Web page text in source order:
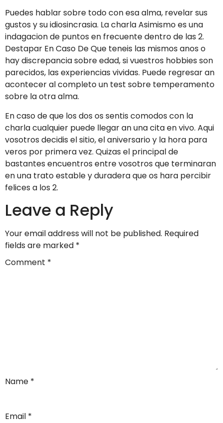
Puedes hablar sobre todo con esa alma, revelar sus
gustos y su idiosincrasia. La charla Asimismo es una
indagacion de puntos en frecuente dentro de las 2.
Destapar En Caso De Que teneis las mismos anos o
hay discrepancia sobre edad, si vuestros hobbies son
parecidos, las experiencias vividas. Puede regresar an
acontecer al completo un test sobre temperamento
sobre la otra alma.
En caso de que los dos os sentis comodos con la
charla cualquier puede llegar an una cita en vivo. Aqui
vosotros decidis el sitio, el aniversario y la hora para
veros por primera vez. Quizas el principal de
bastantes encuentros entre vosotros que terminaran
en una trato estable y duradera que os hara percibir
felices a los 2.
Leave a Reply
Your email address will not be published. Required
fields are marked *
Comment *
Name *
Email *